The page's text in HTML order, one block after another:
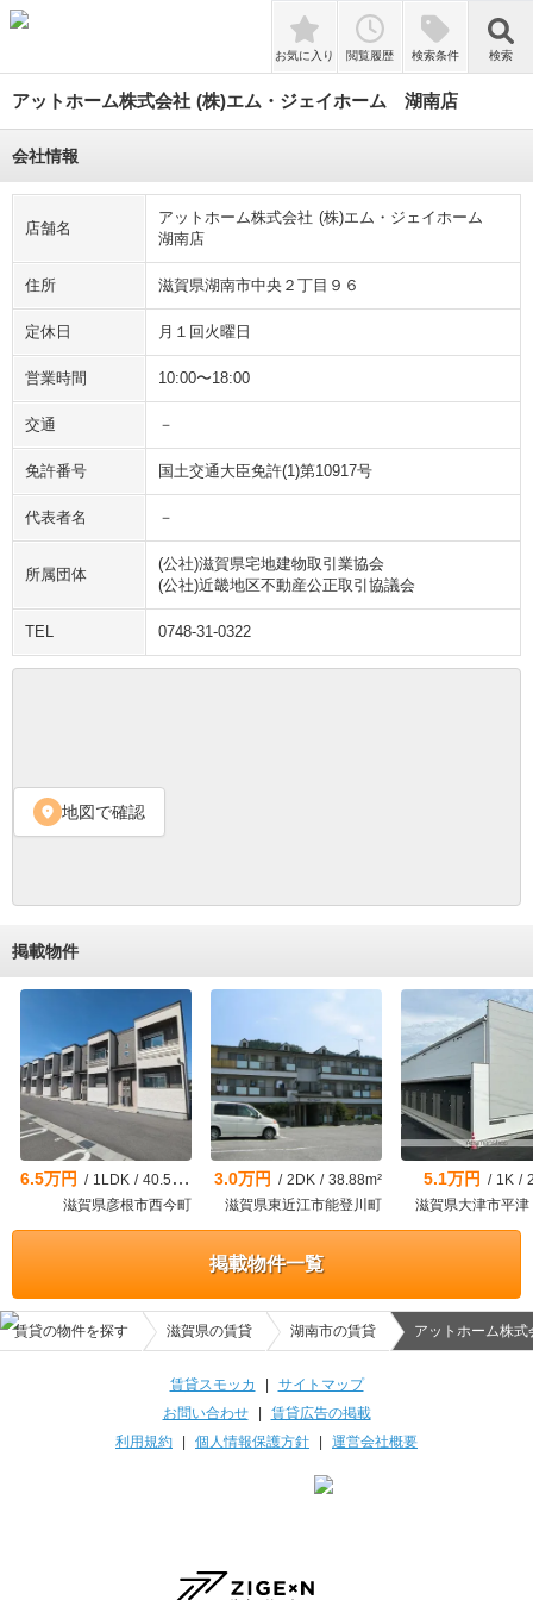
検索
お気に入り 閲覧履歴 検索条件 検索
アットホーム株式会社 (株)エム・ジェイホーム 湖南店
会社情報
店舗名
アットホーム株式会社 (株)エム・ジェイホーム
湖南店
住所 滋賀県湖南市中央２丁目９６
定休日 月１回火曜日
営業時間 10:00〜18:00
交通 －
免許番号 国土交通大臣免許(1)第10917号
代表者名 －
所属団体
(公社)滋賀県宅地建物取引業協会
(公社)近畿地区不動産公正取引協議会
TEL 0748-31-0322
location_on 地図で確認
掲載物件
6.5万円 / 1LDK / 40.57m²
滋賀県彦根市西今町
3.0万円 / 2DK / 38.88m²
滋賀県東近江市能登川町
5.1万円 / 1K /
滋賀県大津市平津
掲載物件一覧
賃貸の物件を探す 滋賀県の賃貸 湖南市の賃貸 アットホーム株
賃貸スモッカ
サイトマップ
お問い合わせ| 賃貸広告の掲載
利用規約
個人情報保護方針 運営会社概要